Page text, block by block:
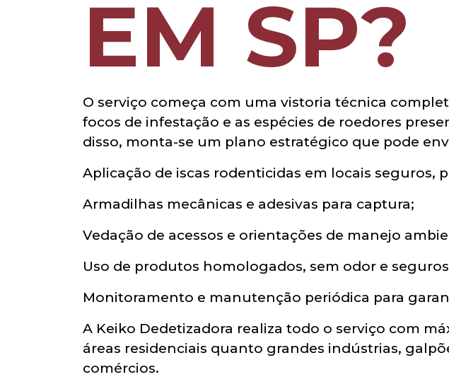
EM SP?
O serviço começa com uma vistoria técnica
focos de infestação e as espécies de roedores
disso, monta-se um plano estratégico que pode
Aplicação de iscas rodenticidas em locais seguros,
Armadilhas mecânicas e adesivas para captura;
Vedação de acessos e orientações de manejo
Uso de produtos homologados, sem odor e
Monitoramento e manutenção periódica para
A Keiko Dedetizadora realiza todo o serviço com
áreas residenciais quanto grandes indústrias,
comércios.